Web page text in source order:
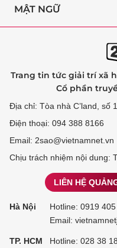
MẬT NGỮ
Trang tin tức giải trí xã
Cổ phần
Địa chỉ: Tòa nhà C’land, số
Điện thoại: 094 388 8166
Email: 2sao@vietnamnet.vn
Chịu trách nhiệm nội dung:
LIÊN HỆ
Hà Nội Hotline: 0919
Email:
TP. HCM Hotline: 028 38